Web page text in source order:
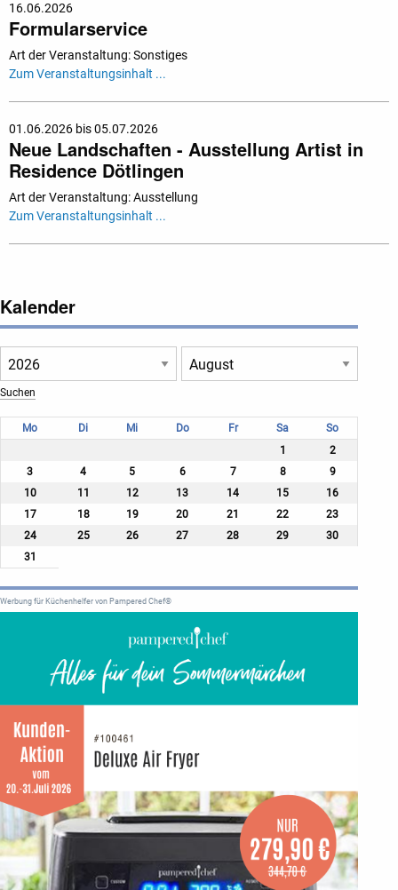
16.06.2026
Formularservice
Art der Veranstaltung: Sonstiges
Zum Veranstaltungsinhalt ...
01.06.2026 bis 05.07.2026
Neue Landschaften - Ausstellung Artist in
Residence Dötlingen
Art der Veranstaltung: Ausstellung
Zum Veranstaltungsinhalt ...
Kalender
Mo Di Mi Do Fr Sa
So
1
2
3
4 5 6 7 8
9
10
11 12 13 14 15
16
17
18 19 20 21 22
23
24
25 26 27 28 29
30
31
Werbung für Küchenhelfer von Pampered Chef®